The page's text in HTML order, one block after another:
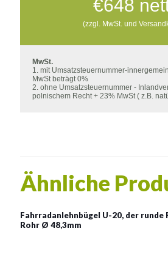
€648
(zzgl. MwSt. und
MwSt.
1. mit Umsatzsteuernummer-
MwSt beträgt 0%
2. ohne Umsatzsteuernummer -
polnischem Recht + 23% MwSt ( z.B.
Ähnliche
Fahrradanlehnbügel U-20, der runde
Rohr Ø 48,3mm